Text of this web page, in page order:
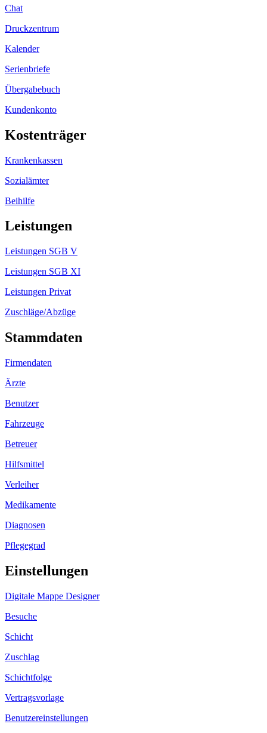
Chat
Druckzentrum
Kalender
Serienbriefe
Übergabebuch
Kundenkonto
Kostenträger
Krankenkassen
Sozialämter
Beihilfe
Leistungen
Leistungen SGB V
Leistungen SGB XI
Leistungen Privat
Zuschläge/Abzüge
Stammdaten
Firmendaten
Ärzte
Benutzer
Fahrzeuge
Betreuer
Hilfsmittel
Verleiher
Medikamente
Diagnosen
Pflegegrad
Einstellungen
Digitale Mappe Designer
Besuche
Schicht
Zuschlag
Schichtfolge
Vertragsvorlage
Benutzereinstellungen